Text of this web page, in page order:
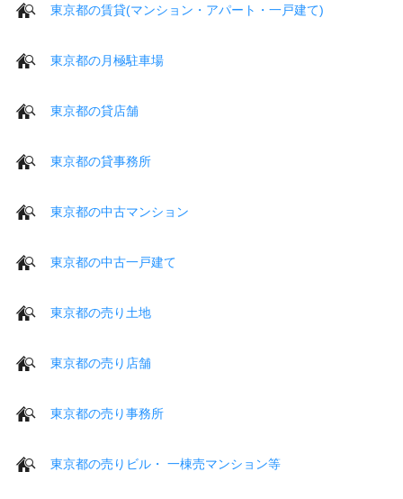
東京都の賃貸(マンション・アパート・一戸建て)
東京都の月極駐車場
東京都の貸店舗
東京都の貸事務所
東京都の中古マンション
東京都の中古一戸建て
東京都の売り土地
東京都の売り店舗
東京都の売り事務所
東京都の売りビル・ 一棟売マンション等